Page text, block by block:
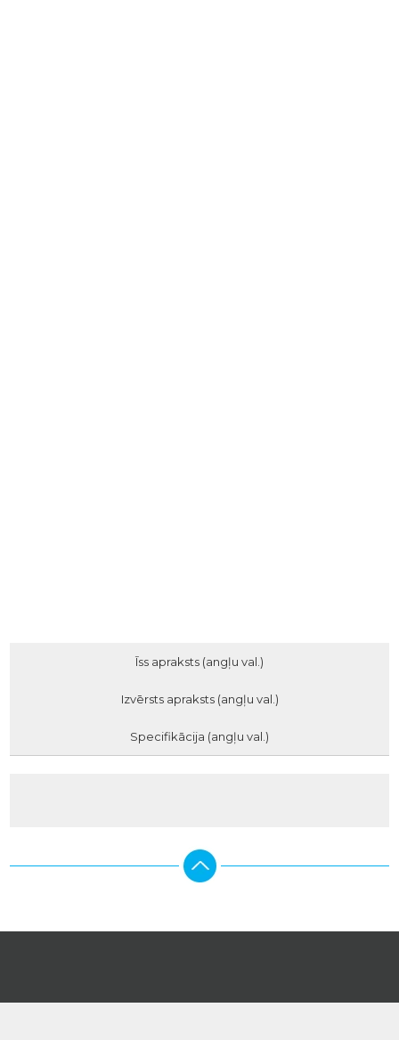
Īss apraksts (angļu val.)
Izvērsts apraksts (angļu val.)
Specifikācija (angļu val.)